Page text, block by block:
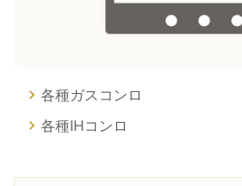
各種ガスコンロ
各種IHコンロ